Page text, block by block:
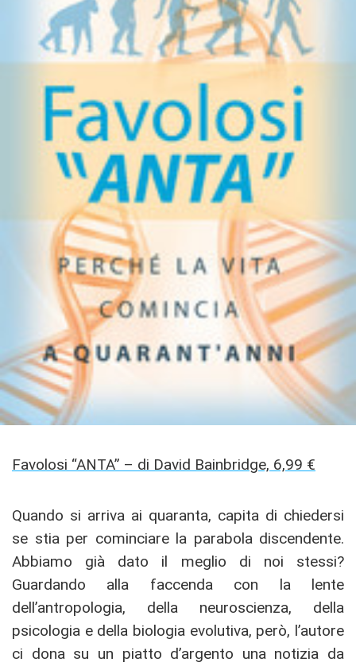
Favolosi “ANTA” – di David Bainbridge, 6,99 €
Quando si arriva ai quaranta, capita di chiedersi
se stia per cominciare la parabola discendente.
Abbiamo già dato il meglio di noi stessi?
Guardando alla faccenda con la lente
dell’antropologia, della neuroscienza, della
psicologia e della biologia evolutiva, però, l’autore
ci dona su un piatto d’argento una notizia da